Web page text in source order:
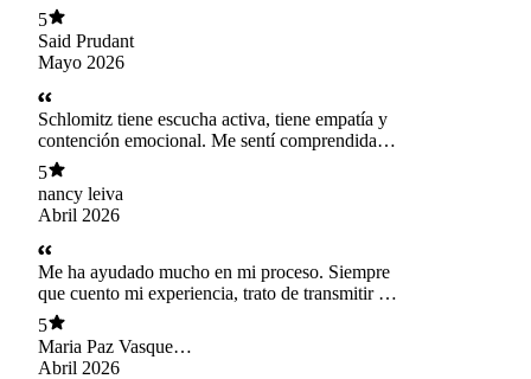
a la hora de introspección y terapia. 10/10 ❤️
5
Said Prudant
Mayo 2026
Schlomitz tiene escucha activa, tiene empatía y
contención emocional. Me sentí comprendida
durante la sesión. Recomendadisima
5
nancy leiva
Abril 2026
Me ha ayudado mucho en mi proceso. Siempre
que cuento mi experiencia, trato de transmitir lo
bueno que es vivir este acompañamiento, y lo
recomiendo a todos quienes necesitan y pueden
vivir la experiencia de su ayuda profesional.”
5
Maria Paz Vasquez
Casanova
Abril 2026